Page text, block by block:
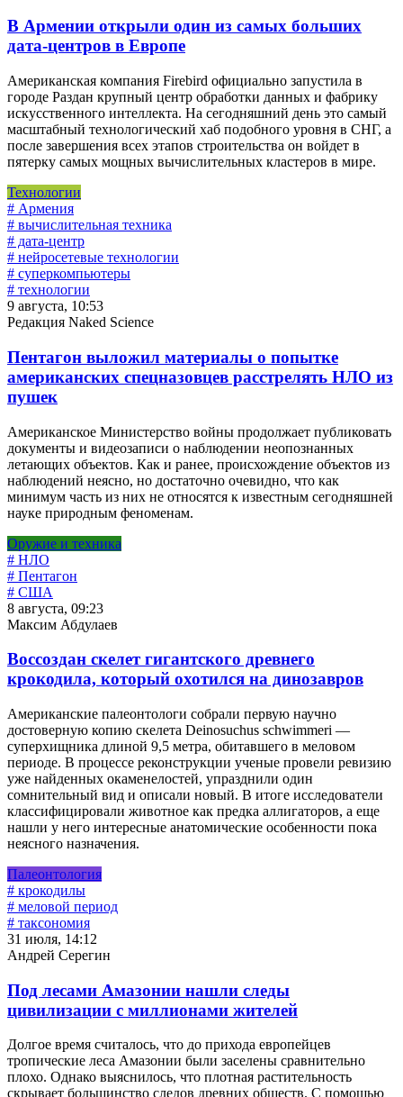
В Армении открыли один из самых больших
дата-центров в Европе
Американская компания Firebird официально запустила в
городе Раздан крупный центр обработки данных и фабрику
искусственного интеллекта. На сегодняшний день это самый
масштабный технологический хаб подобного уровня в СНГ, а
после завершения всех этапов строительства он войдет в
пятерку самых мощных вычислительных кластеров в мире.
Технологии
# Армения
# вычислительная техника
# дата-центр
# нейросетевые технологии
# суперкомпьютеры
# технологии
9 августа, 10:53
Редакция Naked Science
Пентагон выложил материалы о попытке
американских спецназовцев расстрелять НЛО из
пушек
Американское Министерство войны продолжает публиковать
документы и видеозаписи о наблюдении неопознанных
летающих объектов. Как и ранее, происхождение объектов из
наблюдений неясно, но достаточно очевидно, что как
минимум часть из них не относятся к известным сегодняшней
науке природным феноменам.
Оружие и техника
# НЛО
# Пентагон
# США
8 августа, 09:23
Максим Абдулаев
Воссоздан скелет гигантского древнего
крокодила, который охотился на динозавров
Американские палеонтологи собрали первую научно
достоверную копию скелета Deinosuchus schwimmeri —
суперхищника длиной 9,5 метра, обитавшего в меловом
периоде. В процессе реконструкции ученые провели ревизию
уже найденных окаменелостей, упразднили один
сомнительный вид и описали новый. В итоге исследователи
классифицировали животное как предка аллигаторов, а еще
нашли у него интересные анатомические особенности пока
неясного назначения.
Палеонтология
# крокодилы
# меловой период
# таксономия
31 июля, 14:12
Андрей Серегин
Под лесами Амазонии нашли следы
цивилизации с миллионами жителей
Долгое время считалось, что до прихода европейцев
тропические леса Амазонии были заселены сравнительно
плохо. Однако выяснилось, что плотная растительность
скрывает большинство следов древних обществ. С помощью